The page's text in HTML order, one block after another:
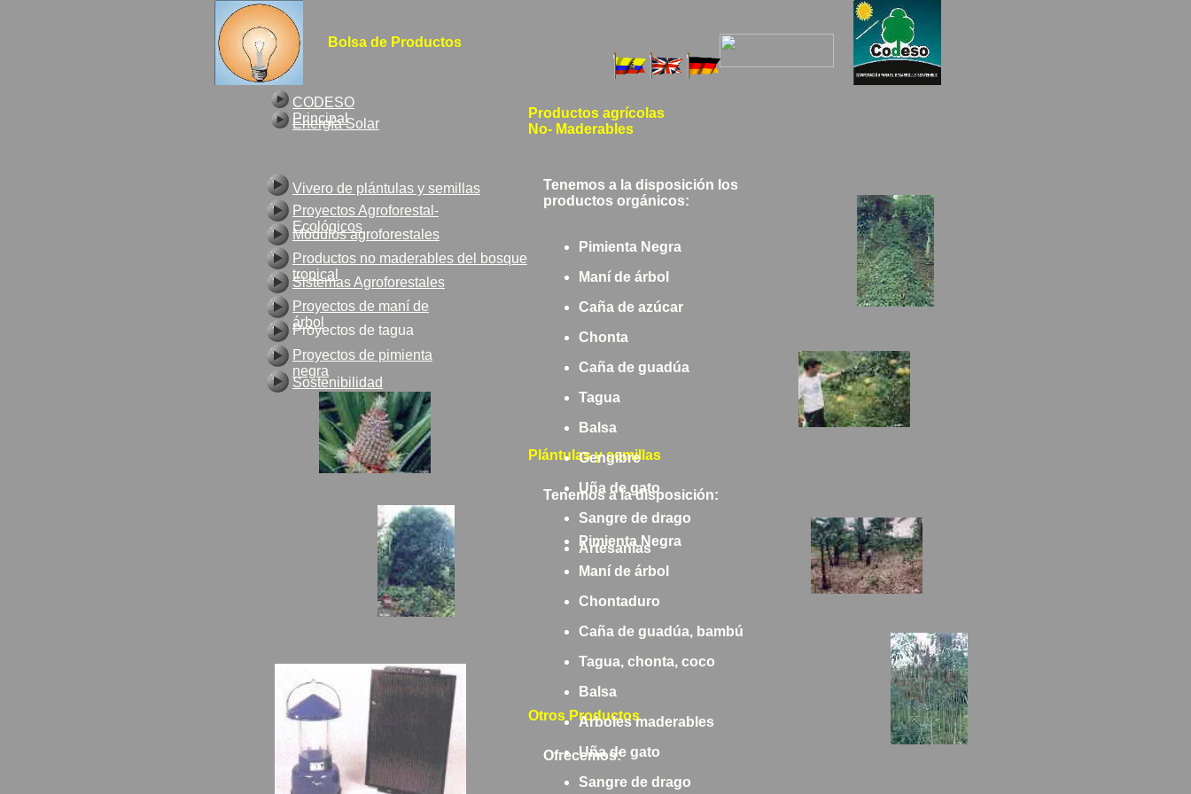
Bolsa de Productos
Productos agrícolas
No- Maderables
Plántulas y semillas
Otros Productos
Tenemos a la disposición los
productos orgánicos:
Pimienta Negra
Maní de árbol
Caña de azúcar
Chonta
Caña de guadúa
Tagua
Balsa
Gengibre
Uña de gato
Sangre de drago
Artesanías
Tenemos a la disposición:
Pimienta Negra
Maní de árbol
Chontaduro
Caña de guadúa, bambú
Tagua, chonta, coco
Balsa
Arboles maderables
Uña de gato
Sangre de drago
Ofrecemos:
Proyectos de maní de
árbol
Módulos agroforestales
Sostenibilidad
Proyectos de pimienta
negra
Proyectos Agroforestal-
Ecológicos
Proyectos de tagua
Vivero de plántulas y semillas
CODESO
Principal
Sistemas Agroforestales
Productos no maderables del bosque
tropical
Energía Solar